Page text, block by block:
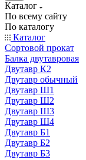
Каталог
По всему сайту
По каталогу
Каталог
Сортовой прокат
Балка двутавровая
Двутавр К2
Двутавр обычный
Двутавр Ш1
Двутавр Ш2
Двутавр Ш3
Двутавр Ш4
Двутавр Б1
Двутавр Б2
Двутавр Б3